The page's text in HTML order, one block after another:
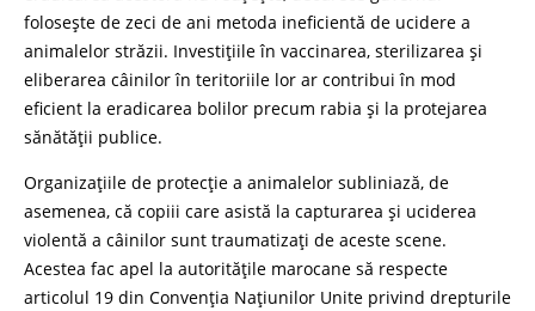
folosește de zeci de ani metoda ineficientă de ucidere a
animalelor străzii. Investițiile în vaccinarea, sterilizarea și
eliberarea câinilor în teritoriile lor ar contribui în mod
eficient la eradicarea bolilor precum rabia și la protejarea
sănătății publice.
Organizațiile de protecție a animalelor subliniază, de
asemenea, că copiii care asistă la capturarea și uciderea
violentă a câinilor sunt traumatizați de aceste scene.
Acestea fac apel la autoritățile marocane să respecte
articolul 19 din Convenția Națiunilor Unite privind drepturile